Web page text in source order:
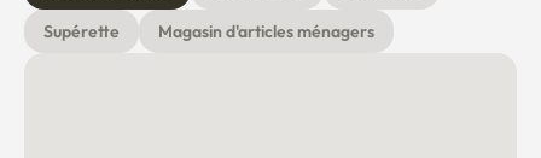
Supérette
Magasin d'articles ménagers